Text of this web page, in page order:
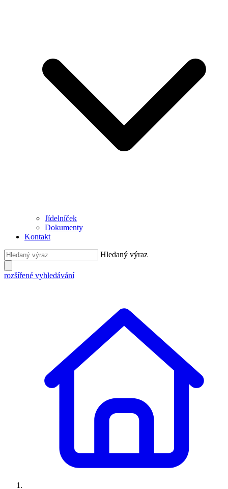
Jídelníček
Dokumenty
Kontakt
Hledaný výraz
rozšířené vyhledávání